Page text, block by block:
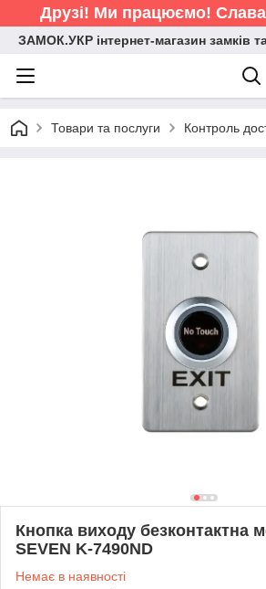
Друзі! Ми працюємо!
ЗАМОК.УКР інтернет-магазин замків
Товари та послуги Контроль
Кнопка виходу безконтактна
SEVEN K-7490ND
Немає в наявності